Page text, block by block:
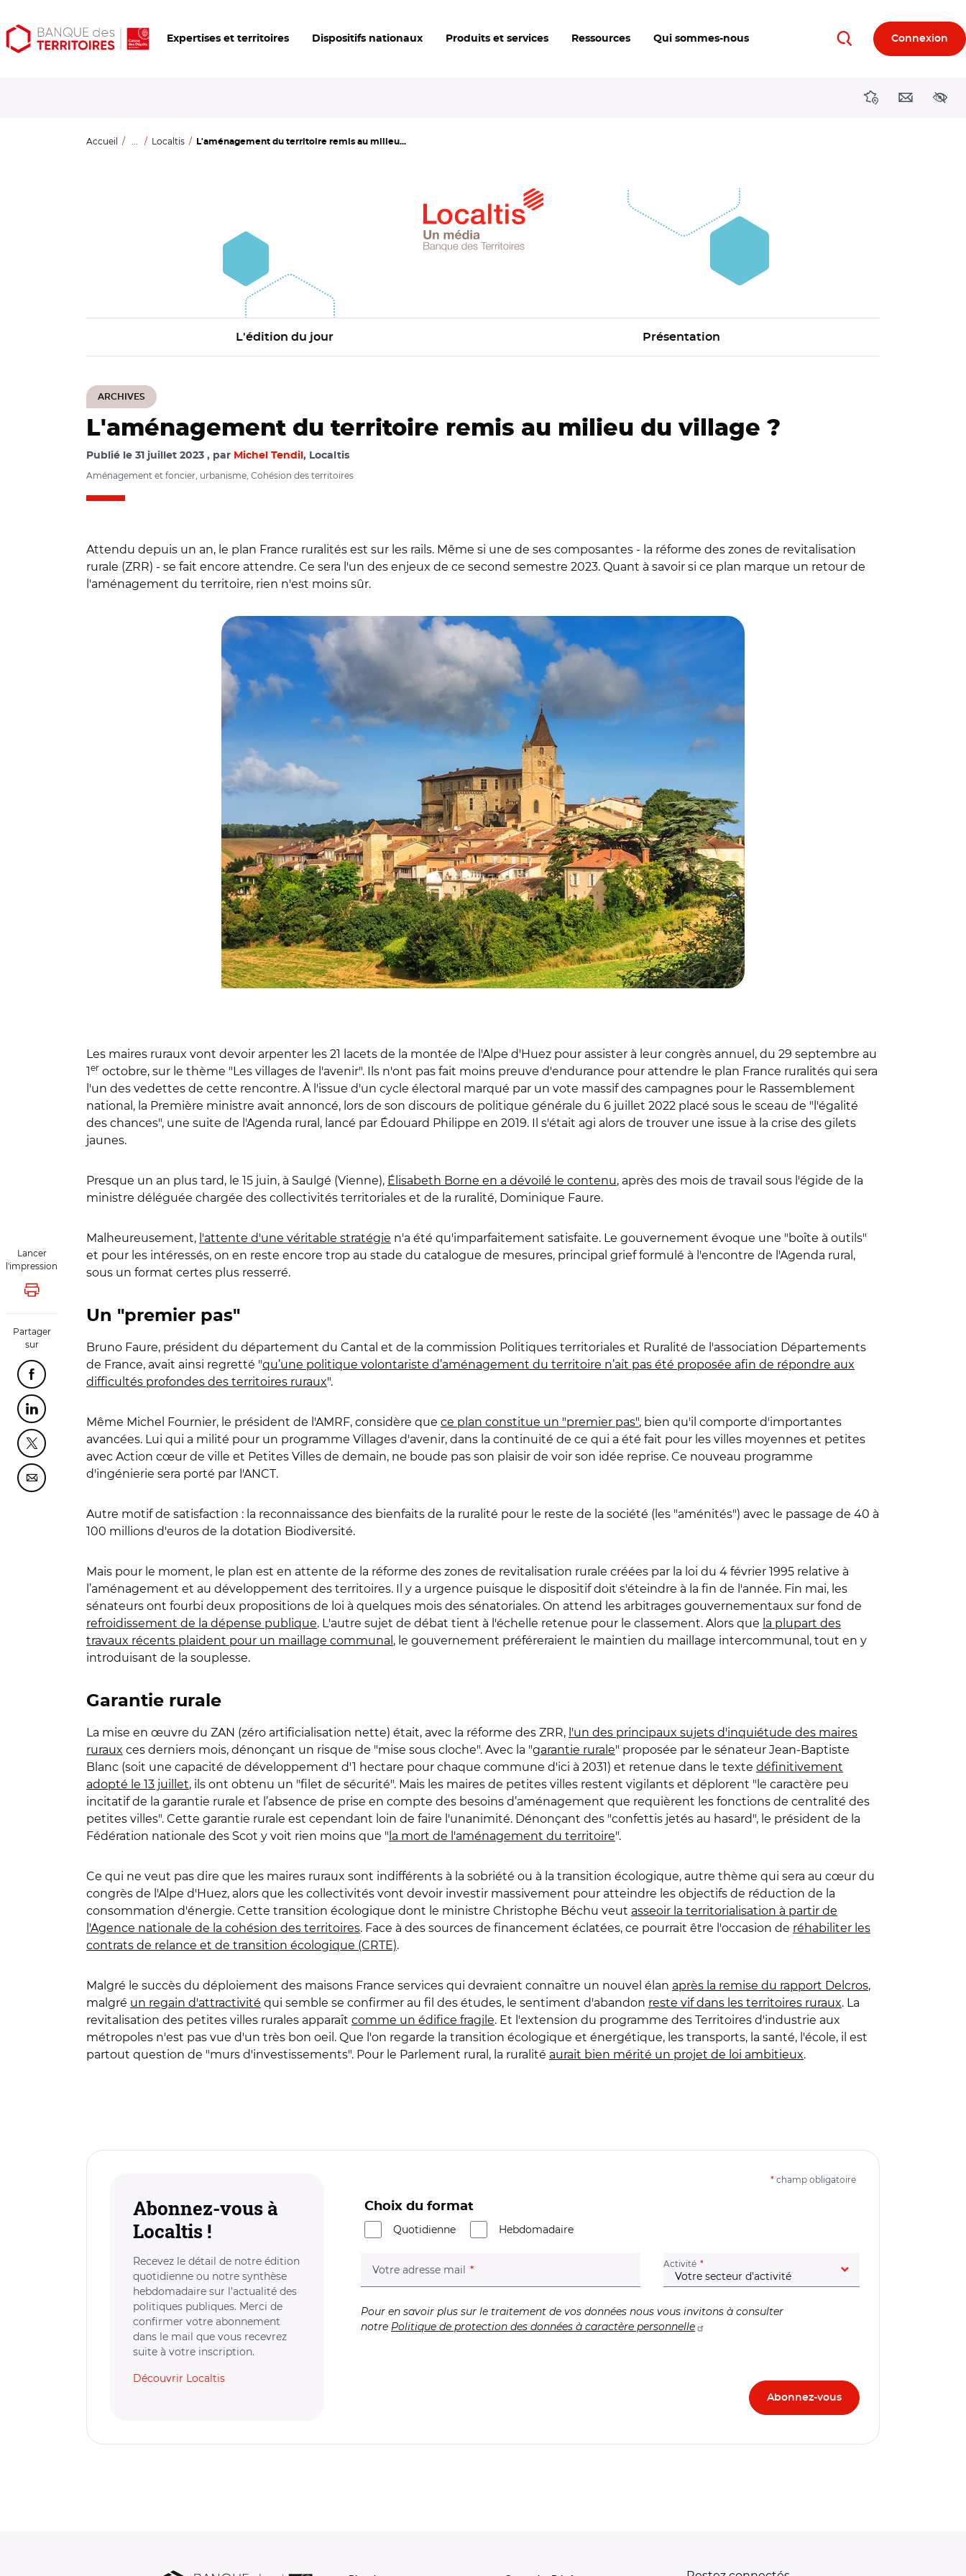
Aller
au
Aller
au
Ouvrir
les
Expertises et territoires Dispositifs nationaux Produits et services Ressources Qui sommes-nous RechercherConnexion
DirectionsContact
Accueil ... Localtis L'aménagement du territoire remis au milieu...
L'édition du jour Présentation
ARCHIVES
Lancer
l'impression
Lancer l'impression
Partager
sur
Partager cette page sur Facebook
Partager cette page sur Linkedin
Partager cette page sur Twitter
Partager cette page sur Courriel
L'aménagement du territoire remis au milieu du village ?
Publié le 31 juillet 2023 par Michel Tendil , Localtis
Aménagement et foncier, urbanisme, Cohésion des territoires
Attendu depuis un an, le plan France ruralités est sur les rails. Même si une de ses composantes - la réforme des zones de revitalisation
rurale (ZRR) - se fait encore attendre. Ce sera l'un des enjeux de ce second semestre 2023. Quant à savoir si ce plan marque un retour de
l'aménagement du territoire, rien n'est moins sûr.
Les maires ruraux vont devoir arpenter les 21 lacets de la montée de l'Alpe d'Huez pour assister à leur congrès annuel, du 29 septembre au
1er octobre, sur le thème "Les villages de l'avenir". Ils n'ont pas fait moins preuve d'endurance pour attendre le plan France ruralités qui sera
l'un des vedettes de cette rencontre. À l'issue d'un cycle électoral marqué par un vote massif des campagnes pour le Rassemblement
national, la Première ministre avait annoncé, lors de son discours de politique générale du 6 juillet 2022 placé sous le sceau de "l'égalité
des chances", une suite de l'Agenda rural, lancé par Édouard Philippe en 2019. Il s'était agi alors de trouver une issue à la crise des gilets
jaunes.
Presque un an plus tard, le 15 juin, à Saulgé (Vienne), Élisabeth Borne en a dévoilé le contenu, après des mois de travail sous l'égide de la
ministre déléguée chargée des collectivités territoriales et de la ruralité, Dominique Faure.
Malheureusement, l'attente d'une véritable stratégie n'a été qu'imparfaitement satisfaite. Le gouvernement évoque une "boîte à outils"
et pour les intéressés, on en reste encore trop au stade du catalogue de mesures, principal grief formulé à l'encontre de l'Agenda rural,
sous un format certes plus resserré.
Un "premier pas"
Bruno Faure, président du département du Cantal et de la commission Politiques territoriales et Ruralité de l'association Départements
de France, avait ainsi regretté "qu’une politique volontariste d’aménagement du territoire n’ait pas été proposée afin de répondre aux
difficultés profondes des territoires ruraux".
Même Michel Fournier, le président de l'AMRF, considère que ce plan constitue un "premier pas", bien qu'il comporte d'importantes
avancées. Lui qui a milité pour un programme Villages d'avenir, dans la continuité de ce qui a été fait pour les villes moyennes et petites
avec Action cœur de ville et Petites Villes de demain, ne boude pas son plaisir de voir son idée reprise. Ce nouveau programme
d'ingénierie sera porté par l'ANCT.
Autre motif de satisfaction : la reconnaissance des bienfaits de la ruralité pour le reste de la société (les "aménités") avec le passage de 40 à
100 millions d'euros de la dotation Biodiversité.
Mais pour le moment, le plan est en attente de la réforme des zones de revitalisation rurale créées par la loi du 4 février 1995 relative à
l’aménagement et au développement des territoires. Il y a urgence puisque le dispositif doit s'éteindre à la fin de l'année. Fin mai, les
sénateurs ont fourbi deux propositions de loi à quelques mois des sénatoriales. On attend les arbitrages gouvernementaux sur fond de
refroidissement de la dépense publique. L'autre sujet de débat tient à l'échelle retenue pour le classement. Alors que la plupart des
travaux récents plaident pour un maillage communal , le gouvernement préféreraient le maintien du maillage intercommunal, tout en y
introduisant de la souplesse.
Garantie rurale
La mise en œuvre du ZAN (zéro artificialisation nette) était, avec la réforme des ZRR, l'un des principaux sujets d'inquiétude des maires
ruraux ces derniers mois, dénonçant un risque de "mise sous cloche". Avec la "garantie rurale" proposée par le sénateur Jean-Baptiste
Blanc (soit une capacité de développement d'1 hectare pour chaque commune d'ici à 2031) et retenue dans le texte définitivement
adopté le 13 juillet, ils ont obtenu un "filet de sécurité". Mais les maires de petites villes restent vigilants et déplorent "le caractère peu
incitatif de la garantie rurale et l’absence de prise en compte des besoins d’aménagement que requièrent les fonctions de centralité des
petites villes". Cette garantie rurale est cependant loin de faire l'unanimité. Dénonçant des "confettis jetés au hasard", le président de la
Fédération nationale des Scot y voit rien moins que " la mort de l'aménagement du territoire".
Ce qui ne veut pas dire que les maires ruraux sont indifférents à la sobriété ou à la transition écologique, autre thème qui sera au cœur du
congrès de l'Alpe d'Huez, alors que les collectivités vont devoir investir massivement pour atteindre les objectifs de réduction de la
consommation d'énergie. Cette transition écologique dont le ministre Christophe Béchu veut asseoir la territorialisation à partir de
l'Agence nationale de la cohésion des territoires. Face à des sources de financement éclatées, ce pourrait être l'occasion de réhabiliter les
contrats de relance et de transition écologique (CRTE).
Malgré le succès du déploiement des maisons France services qui devraient connaître un nouvel élan après la remise du rapport Delcros,
malgré un regain d'attractivité qui semble se confirmer au fil des études, le sentiment d'abandon reste vif dans les territoires ruraux. La
revitalisation des petites villes rurales apparaît comme un édifice fragile. Et l'extension du programme des Territoires d'industrie aux
métropoles n'est pas vue d'un très bon oeil. Que l'on regarde la transition écologique et énergétique, les transports, la santé, l'école, il est
partout question de "murs d'investissements". Pour le Parlement rural, la ruralité aurait bien mérité un projet de loi ambitieux.
Abonnez-vous à
Localtis !
Recevez le détail de notre édition
quotidienne ou notre synthèse
hebdomadaire sur l’actualité des
politiques publiques. Merci de
confirmer votre abonnement
dans le mail que vous recevrez
suite à votre inscription.
Découvrir Localtis
* champ obligatoire
Choix du format
Quotidienne
Hebdomadaire
Votre adresse mail (champ obligatoire) Activité (champ obligatoire)
Pour en savoir plus sur le traitement de vos données nous vous invitons à consulter
notre Politique de protection des données à caractère personnelle